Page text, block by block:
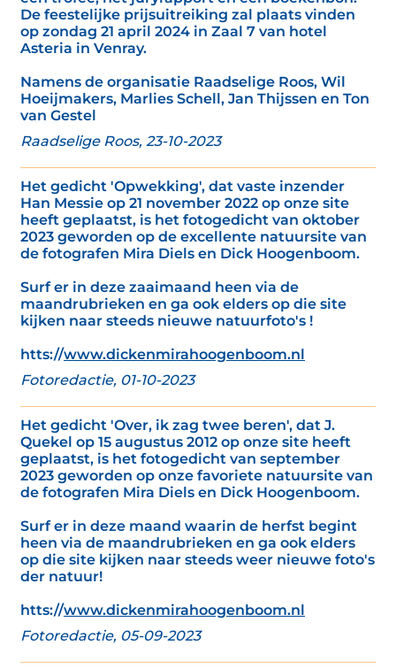
De feestelijke prijsuitreiking zal plaats vinden
op zondag 21 april 2024 in Zaal 7 van hotel
Asteria in Venray.
Namens de organisatie Raadselige Roos, Wil
Hoeijmakers, Marlies Schell, Jan Thijssen en Ton
van Gestel
Raadselige Roos, 23-10-2023
Het gedicht 'Opwekking', dat vaste inzender
Han Messie op 21 november 2022 op onze site
heeft geplaatst, is het fotogedicht van oktober
2023 geworden op de excellente natuursite van
de fotografen Mira Diels en Dick Hoogenboom.
Surf er in deze zaaimaand heen via de
maandrubrieken en ga ook elders op die site
kijken naar steeds nieuwe natuurfoto's !
htts://www.dickenmirahoogenboom.nl
Fotoredactie, 01-10-2023
Het gedicht 'Over, ik zag twee beren', dat J.
Quekel op 15 augustus 2012 op onze site heeft
geplaatst, is het fotogedicht van september
2023 geworden op onze favoriete natuursite van
de fotografen Mira Diels en Dick Hoogenboom.
Surf er in deze maand waarin de herfst begint
heen via de maandrubrieken en ga ook elders
op die site kijken naar steeds weer nieuwe foto's
der natuur!
htts://www.dickenmirahoogenboom.nl
Fotoredactie, 05-09-2023